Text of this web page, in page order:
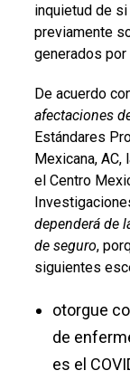
inquietud de
previamente
generados
De acuerdo
afectaciones
Estándares
Mexicana, AC,
el Centro
dependerá de
de seguro,
siguientes
otorgue
de
es el